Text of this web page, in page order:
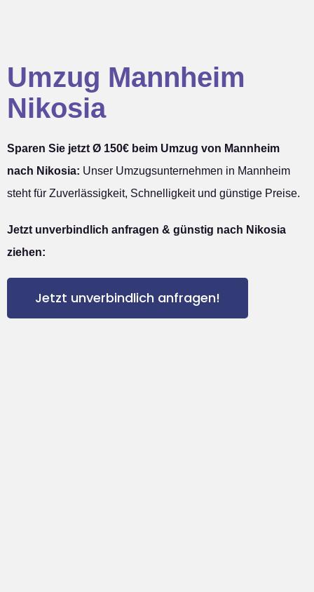
Umzug Mannheim
Nikosia
Sparen Sie jetzt Ø 150€ beim Umzug von Mannheim
nach Nikosia: Unser Umzugsunternehmen in Mannheim
steht für Zuverlässigkeit, Schnelligkeit und günstige Preise.
Jetzt unverbindlich anfragen & günstig nach Nikosia
ziehen:
Jetzt unverbindlich anfragen!